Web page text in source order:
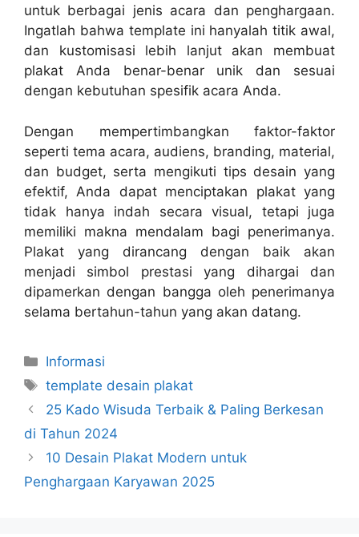
untuk berbagai jenis acara dan penghargaan.
Ingatlah bahwa template ini hanyalah titik awal,
dan kustomisasi lebih lanjut akan membuat
plakat Anda benar-benar unik dan sesuai
dengan kebutuhan spesifik acara Anda.
Dengan mempertimbangkan faktor-faktor
seperti tema acara, audiens, branding, material,
dan budget, serta mengikuti tips desain yang
efektif, Anda dapat menciptakan plakat yang
tidak hanya indah secara visual, tetapi juga
memiliki makna mendalam bagi penerimanya.
Plakat yang dirancang dengan baik akan
menjadi simbol prestasi yang dihargai dan
dipamerkan dengan bangga oleh penerimanya
selama bertahun-tahun yang akan datang.
Kategori
Informasi
Tag
template desain plakat
25 Kado Wisuda Terbaik & Paling Berkesan
di Tahun 2024
10 Desain Plakat Modern untuk
Penghargaan Karyawan 2025